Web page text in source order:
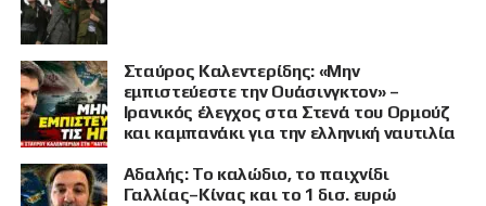
Σταύρος Καλεντερίδης: «Μην
εμπιστεύεστε την Ουάσινγκτον» –
Ιρανικός έλεγχος στα Στενά του Ορμούζ
και καμπανάκι για την ελληνική ναυτιλία
Αδαλής: Το καλώδιο, το παιχνίδι
Γαλλίας–Κίνας και το 1 δισ. ευρώ